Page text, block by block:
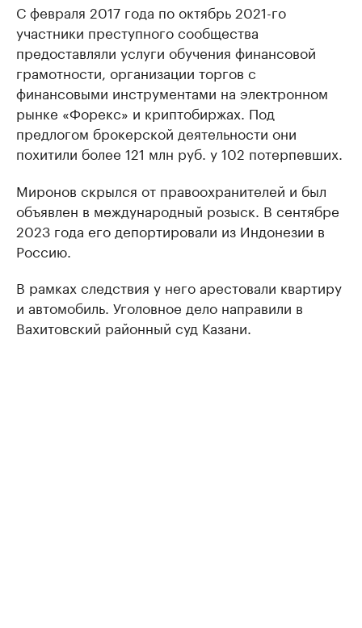
С февраля 2017 года по октябрь 2021-го
участники преступного сообщества
предоставляли услуги обучения финансовой
грамотности, организации торгов с
финансовыми инструментами на электронном
рынке «Форекс» и криптобиржах. Под
предлогом брокерской деятельности они
похитили более 121 млн руб. у 102 потерпевших.
Миронов скрылся от правоохранителей и был
объявлен в международный розыск. В сентябре
2023 года его депортировали из Индонезии в
Россию.
В рамках следствия у него арестовали квартиру
и автомобиль. Уголовное дело направили в
Вахитовский районный суд Казани.